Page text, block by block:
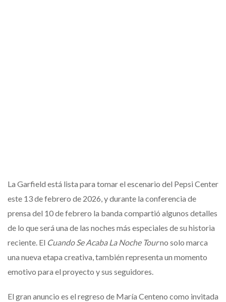
La Garfield está lista para tomar el escenario del Pepsi Center
este 13 de febrero de 2026, y durante la conferencia de
prensa del 10 de febrero la banda compartió algunos detalles
de lo que será una de las noches más especiales de su historia
reciente. El Cuando Se Acaba La Noche Tourno solo marca
una nueva etapa creativa, también representa un momento
emotivo para el proyecto y sus seguidores.
El gran anuncio es el regreso de María Centeno como invitada